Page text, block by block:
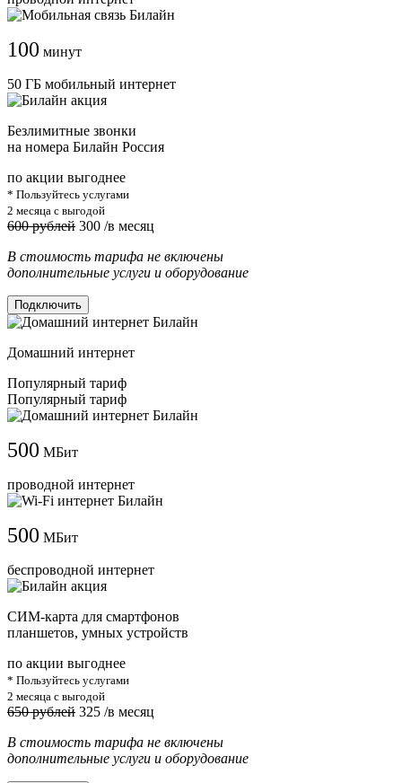
100 минут
50 ГБ мобильный интернет
Безлимитные звонки
на номера Билайн Россия
по акции выгоднее
* Пользуйтесь услугами
2 месяца с выгодой
600 рублей 300 /в месяц
В стоимость тарифа не включены
дополнительные услуги и оборудование
Подключить
Домашний интернет
Популярный тариф
Популярный тариф
500 МБит
проводной интернет
500 МБит
беспроводной интернет
СИМ-карта для смартфонов
планшетов, умных устройств
по акции выгоднее
* Пользуйтесь услугами
2 месяца с выгодой
650 рублей 325 /в месяц
В стоимость тарифа не включены
дополнительные услуги и оборудование